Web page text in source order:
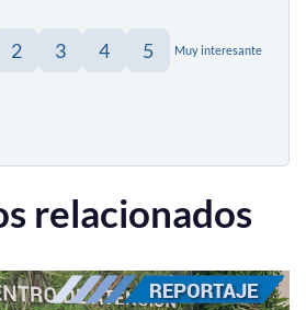
2 3 4 5 Muy interesante
relacionados